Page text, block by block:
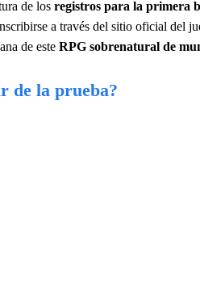
de los registros para la primera
a través del sitio oficial del
de este RPG sobrenatural de
de la prueba?